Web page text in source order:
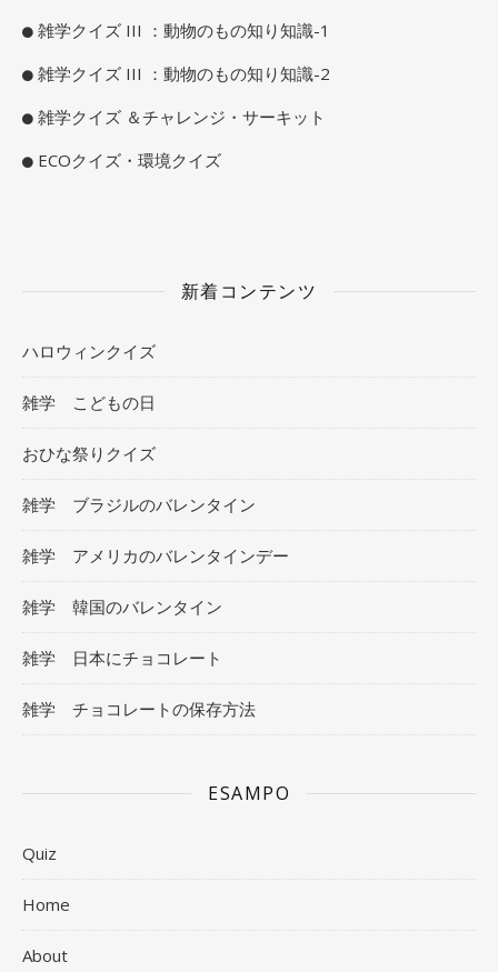
雑学クイズ III ：動物のもの知り知識-1
雑学クイズ III ：動物のもの知り知識-2
雑学クイズ ＆チャレンジ・サーキット
ECOクイズ・環境クイズ
新着コンテンツ
ハロウィンクイズ
雑学 こどもの日
おひな祭りクイズ
雑学 ブラジルのバレンタイン
雑学 アメリカのバレンタインデー
雑学 韓国のバレンタイン
雑学 日本にチョコレート
雑学 チョコレートの保存方法
ESAMPO
Quiz
Home
About